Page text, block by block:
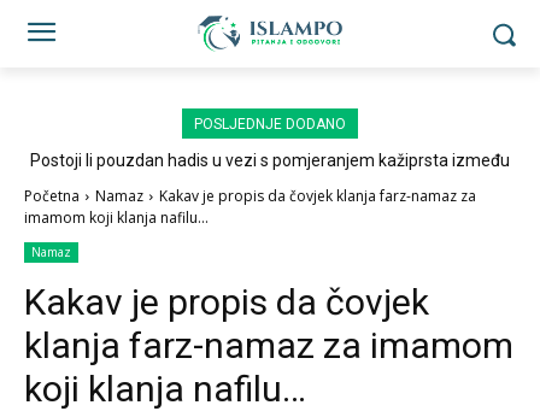
POSLJEDNJE DODANO
Postoji li pouzdan hadis u vezi s pomjeranjem kažiprsta između
Početna Namaz
Kakav je propis da čovjek klanja farz-namaz za
imamom koji klanja nafilu...
Namaz
Kakav je propis da čovjek
klanja farz-namaz za imamom
koji klanja nafilu…